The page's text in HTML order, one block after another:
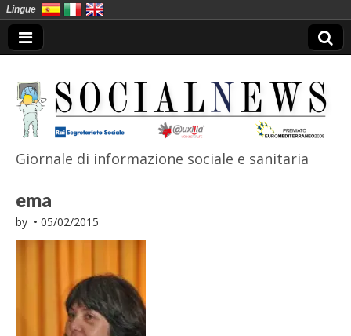
SocialNews
Giornale di informazione sociale e sanitaria
ema
by • 05/02/2015
Lingue